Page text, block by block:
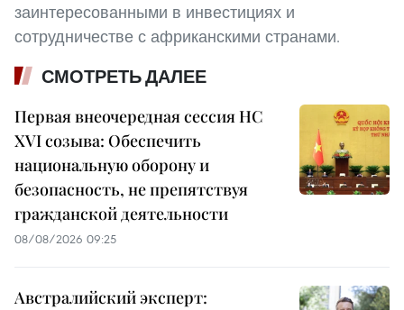
заинтересованными в инвестициях и
сотрудничестве с африканскими странами.
СМОТРЕТЬ ДАЛЕЕ
Первая внеочередная сессия НС
XVI созыва: Обеспечить
национальную оборону и
безопасность, не препятствуя
гражданской деятельности
08/08/2026 09:25
Австралийский эксперт: